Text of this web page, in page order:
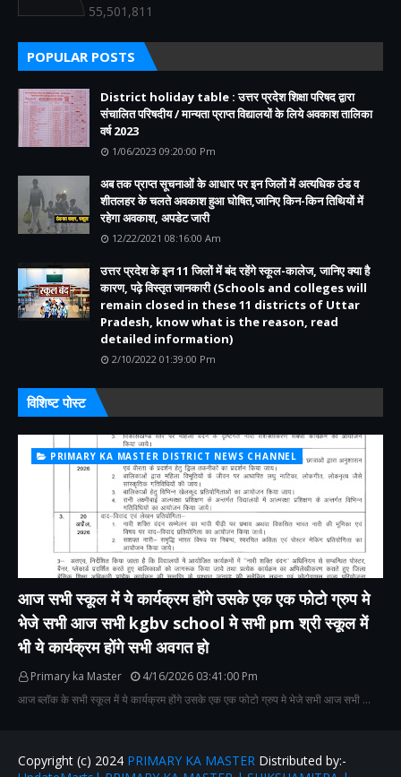
55,501,811
POPULAR POSTS
District holiday table : उत्तर प्रदेश शिक्षा परिषद द्वारा
संचालित परिषदीय / मान्यता प्राप्त विद्यालयों के लिये अवकाश तालिका
वर्ष 2023
1/06/2023 09:20:00 Pm
अब तक प्राप्त सूचनाओं के आधार पर इन जिलों में अत्यधिक ठंड व
शीतलहर के चलते अवकाश हुआ घोषित,जानिए किन-किन तिथियों में
रहेगा अवकाश, अपडेट जारी
12/22/2021 08:16:00 Am
उत्तर प्रदेश के इन 11 जिलों में बंद रहेंगे स्कूल-कालेज, जानिए क्या है
कारण, पढ़े विस्तृत जानकारी (Schools and colleges will
remain closed in these 11 districts of Uttar
Pradesh, know what is the reason, read
detailed information)
2/10/2022 01:39:00 Pm
विशिष्ट पोस्ट
PRIMARY KA MASTER DISTRICT NEWS CHANNEL
आज सभी स्कूल में ये कार्यक्रम होंगे उसके एक एक फोटो ग्रुप मे
भेजे सभी आज सभी kgbv school मे सभी pm श्री स्कूल में
भी ये कार्यक्रम होंगे सभी अवगत हो
Primary ka Master
4/16/2026 03:41:00 Pm
आज ब्लॉक के सभी स्कूल में ये कार्यक्रम होंगे उसके एक एक फोटो ग्रुप मे भेजे सभी आज सभी …
Copyright (c) 2024 PRIMARY KA MASTER Distributed by:-